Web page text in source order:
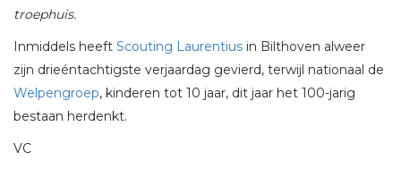
troephuis.
Inmiddels heeft Scouting Laurentius in Bilthoven alweer
zijn drieéntachtigste verjaardag gevierd, terwijl nationaal de
Welpengroep, kinderen tot 10 jaar, dit jaar het 100-jarig
bestaan herdenkt.
VC